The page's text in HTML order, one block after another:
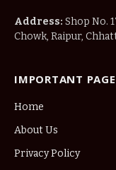
Address: Shop No.
Chowk, Raipur,
IMPORTANT
Home
About Us
Privacy Policy